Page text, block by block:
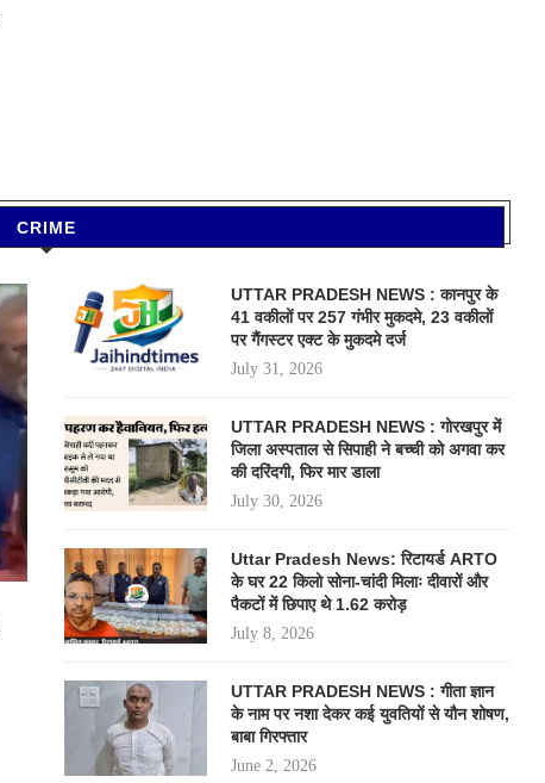
CRIME
UTTAR PRADESH NEWS : कानपुर के
41 वकीलों पर 257 गंभीर मुकदमे, 23 वकीलों
पर गैंगस्टर एक्ट के मुकदमे दर्ज
July 31, 2026
UTTAR PRADESH NEWS : गोरखपुर में
जिला अस्पताल से सिपाही ने बच्ची को अगवा कर
की दरिंदगी, फिर मार डाला
July 30, 2026
Uttar Pradesh News: रिटायर्ड ARTO
के घर 22 किलो सोना-चांदी मिलाः दीवारों और
पैकटों में छिपाए थे 1.62 करोड़
July 8, 2026
UTTAR PRADESH NEWS : गीता ज्ञान
के नाम पर नशा देकर कई युवतियों से यौन शोषण,
बाबा गिरफ्तार
June 2, 2026